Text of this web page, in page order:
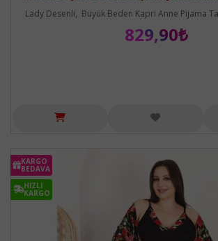
Lady Desenli, Büyük Beden Kapri Anne Pijama
829,90₺
KARGO
BEDAVA
HIZLI
KARGO